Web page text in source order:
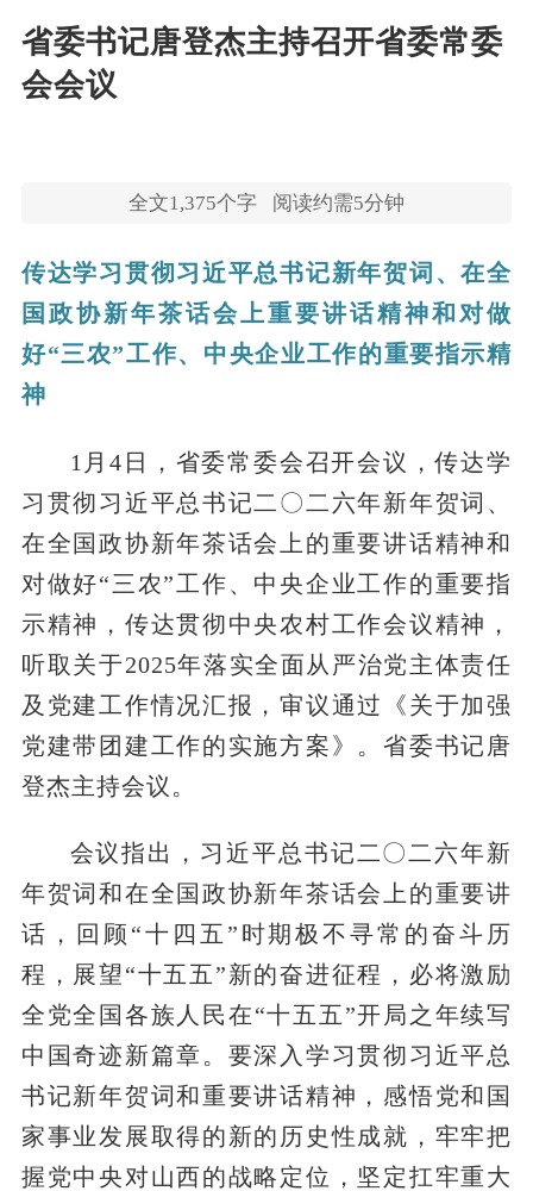
省委书记唐登杰主持召开省委常委
会会议
全文1,375个字 阅读约需5分钟
传达学习贯彻习近平总书记新年贺词、在全
国政协新年茶话会上重要讲话精神和对做
好“三农”工作、中央企业工作的重要指示精
神
1月4日，省委常委会召开会议，传达学
习贯彻习近平总书记二〇二六年新年贺词、
在全国政协新年茶话会上的重要讲话精神和
对做好“三农”工作、中央企业工作的重要指
示精神，传达贯彻中央农村工作会议精神，
听取关于2025年落实全面从严治党主体责任
及党建工作情况汇报，审议通过《关于加强
党建带团建工作的实施方案》。省委书记唐
登杰主持会议。
会议指出，习近平总书记二〇二六年新
年贺词和在全国政协新年茶话会上的重要讲
话，回顾“十四五”时期极不寻常的奋斗历
程，展望“十五五”新的奋进征程，必将激励
全党全国各族人民在“十五五”开局之年续写
中国奇迹新篇章。要深入学习贯彻习近平总
书记新年贺词和重要讲话精神，感悟党和国
家事业发展取得的新的历史性成就，牢牢把
握党中央对山西的战略定位，坚定扛牢重大